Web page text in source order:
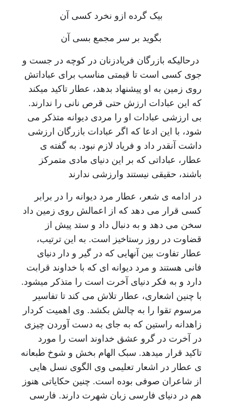
بیک گرده ازو نخرد کسی آن
بگوید بر سر مجمع بسی آن
درحالیکه بازرگان فریادزنان در کوچه در جست و
جوی کسی است تا قیمتی مناسب برای عباداتش
روی زمین به او پیشنهاد بدهد، عطار تاکید میکند
که این عبادات ارزش حتی قرص نانی را ندارند.
بی ارزشی عبادات او را مردی دیوانه متذکر می
شود، با این ادعا که اگر عبادات بازرگان ارزشی
داشت آنقدر داد و فریاد لازم نبود. به گفته ی
عطار، عباداتی که بر این دنیای مادی متمرکز
باشند، حقیقی نیستند وارزشی ندارند
در ادامه ی شعر، عطار مرد دیوانه را در برابر
کسی قرار می دهد که از اعمالش روی زمین داد
سخن می دهد و به دنبال داد و ستد پیش از
قضاوت در روز رستاخیز است. به این ترتیب،
عطار تفاوت بین آنهایی که در گیر و دار دنیای
فانی هستند و مرد دیوانه ای که با خداوند قرابت
دارد و به فکر دنیای آخرت است را متذکر میشود.
با چنین اشعاری، عطار تلاش می کند تا تفاسیر
مرسوم تقوا را به چالش بکشد. وی اهمیت کردار
زاهدانه راستین که به جای به دست آوردن چیزی
در آخرت در گرو عشق خداوند است را مورد
تاکید قرار میدهد. سبک الهام بخش و شوخ طبعانه
ی عطار در اشعار تعلیمی وی الگوی نسل هایی
از شاعران صوفی بوده است. چنین حکایاتی هنوز
هم در دنیای فارسی زبان شهرت دارند. فارسی